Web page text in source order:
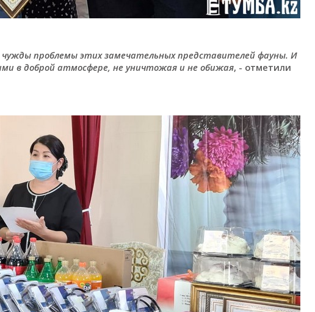
проблемы этих замечательных представителей фауны. И
в доброй атмосфере, не уничтожая и не обижая, - отметили